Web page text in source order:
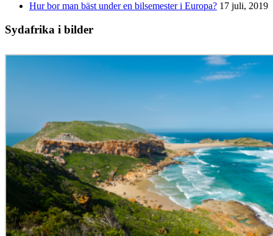
Hur bor man bäst under en bilsemester i Europa? 17 juli, 2019
Sydafrika i bilder